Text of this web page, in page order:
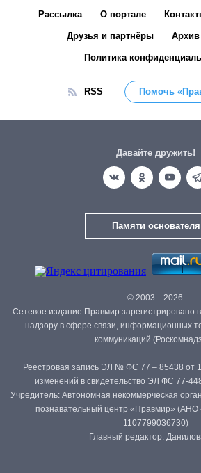
Рассылка О портале
Друзья и партнёры Архив
Политика
RSS Помочь
Давайте дружить!
Памяти основателя
© 2003—2026.
Сетевое издание Правмир зарегистрировано
надзору в сфере связи, информационных
коммуникаций
Реестровая запись ЭЛ № ФС 77 – 85438 от
изменений в свидетельство ЭЛ ФС 77-
Учредитель: Автономная некоммерческая
познавательный центр «Правмир»
1107799036730)
Главный редактор: